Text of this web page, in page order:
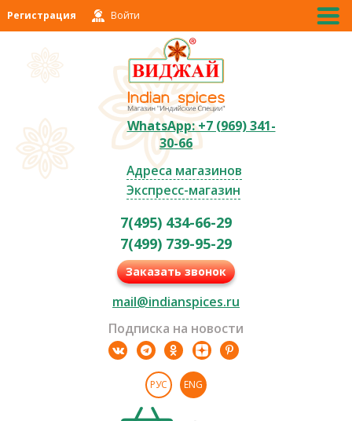
Регистрация Войти
WhatsApp: +7 (969) 341-
30-66
Адреса магазинов
Экспресс-магазин
7(495) 434-66-29
7(499) 739-95-29
Заказать звонок
mail@indianspices.ru
Подписка на новости
РУС ENG